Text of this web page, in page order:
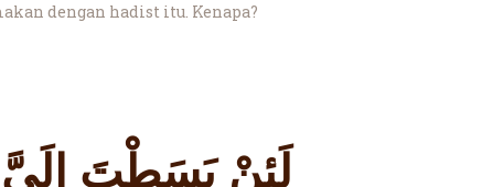
dengan hadist itu. Kenapa?
لَئِنْ بَسَطْتَ إِلَيَّ